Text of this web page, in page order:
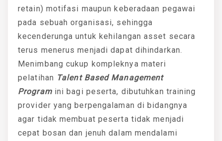
retain) motifasi maupun keberadaan pegawai
pada sebuah organisasi, sehingga
kecenderunga untuk kehilangan asset secara
terus menerus menjadi dapat dihindarkan.
Menimbang cukup kompleknya materi
pelatihan Talent Based Management
Programini bagi peserta, dibutuhkan training
provider yang berpengalaman di bidangnya
agar tidak membuat peserta tidak menjadi
cepat bosan dan jenuh dalam mendalami